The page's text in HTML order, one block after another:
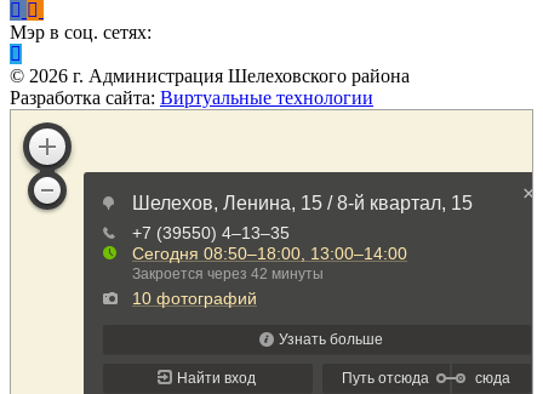
Мэр в соц. сетях:
© 2026 г. Администрация Шелеховского района
Разработка сайта: Виртуальные технологии